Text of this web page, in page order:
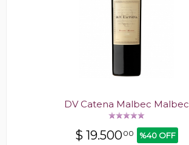
DV Catena Malbec Malbec
$ 19.50000 %40 OFF